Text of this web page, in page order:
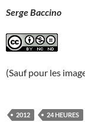
Serge Baccino
(Sauf pour les
2012 24 HEURES